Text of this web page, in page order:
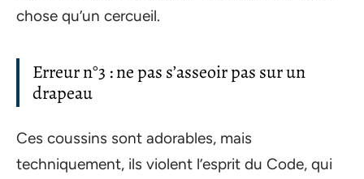
chose qu’un cercueil.
Erreur n°3 : ne pas s’asseoir pas sur un
drapeau
Ces coussins sont adorables, mais
techniquement, ils violent l’esprit du Code, qui